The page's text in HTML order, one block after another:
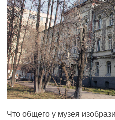
Что общего у музея